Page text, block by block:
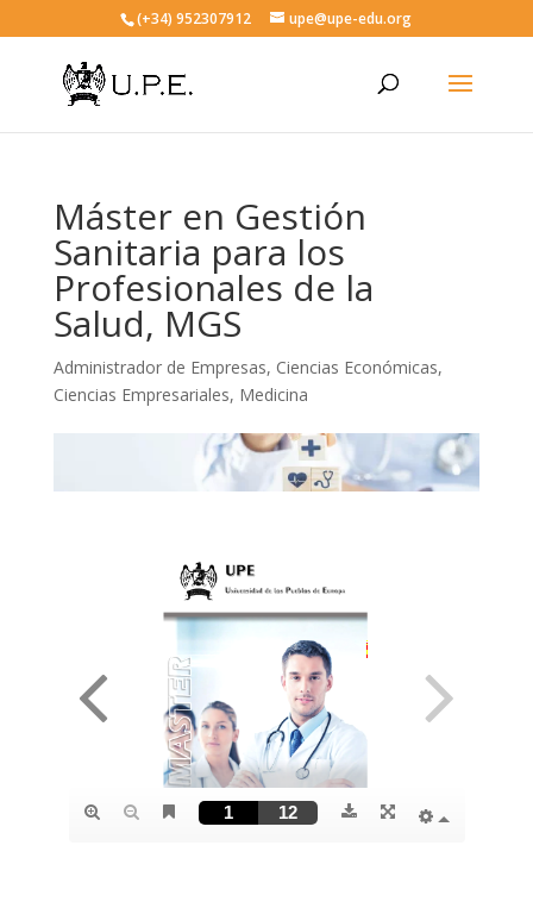
(+34) 952307912 upe@upe-edu.org
Máster en Gestión
Sanitaria para los
Profesionales de la
Salud, MGS
Administrador de Empresas, Ciencias Económicas,
Ciencias Empresariales, Medicina